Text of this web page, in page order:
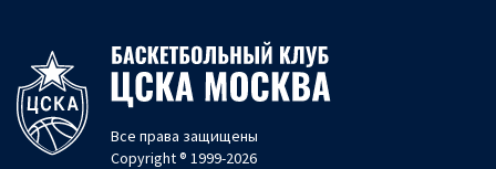
Все права защищены
Copyright ® 1999-2026